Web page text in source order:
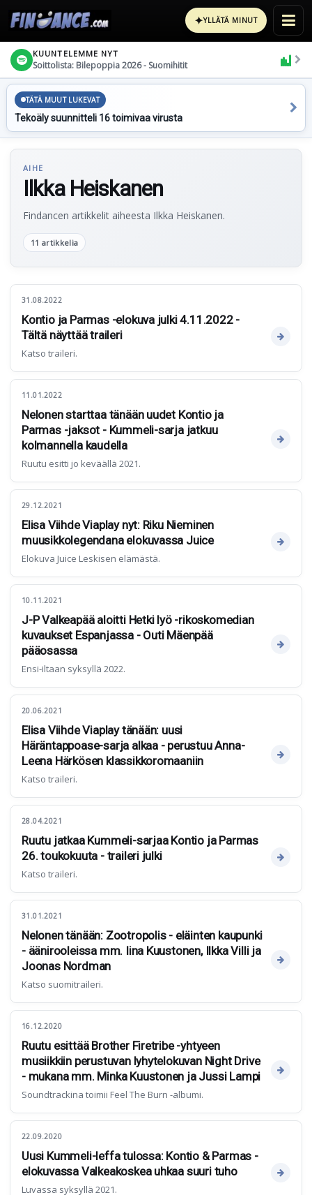
✦YLLÄTÄ MINUT
KUUNTELEMME NYT
Soittolista: Bilepoppia 2026 - Suomihitit
TÄTÄ MUUT LUKEVAT
Tekoäly suunnitteli 16 toimivaa virusta
AIHE
Ilkka Heiskanen
Findancen artikkelit aiheesta Ilkka Heiskanen.
11 artikkelia
31.08.2022
Kontio ja Parmas -elokuva julki 4.11.2022 -
Tältä näyttää traileri
Katso traileri.
11.01.2022
Nelonen starttaa tänään uudet Kontio ja
Parmas -jaksot - Kummeli-sarja jatkuu
kolmannella kaudella
Ruutu esitti jo keväällä 2021.
29.12.2021
Elisa Viihde Viaplay nyt: Riku Nieminen
muusikkolegendana elokuvassa Juice
Elokuva Juice Leskisen elämästä.
10.11.2021
J-P Valkeapää aloitti Hetki lyö -rikoskomedian
kuvaukset Espanjassa - Outi Mäenpää
pääosassa
Ensi-iltaan syksyllä 2022.
20.06.2021
Elisa Viihde Viaplay tänään: uusi
Häräntappoase-sarja alkaa - perustuu Anna-
Leena Härkösen klassikkoromaaniin
Katso traileri.
28.04.2021
Ruutu jatkaa Kummeli-sarjaa Kontio ja Parmas
26. toukokuuta - traileri julki
Katso traileri.
31.01.2021
Nelonen tänään: Zootropolis - eläinten kaupunki
- äänirooleissa mm. Iina Kuustonen, Ilkka Villi ja
Joonas Nordman
Katso suomitraileri.
16.12.2020
Ruutu esittää Brother Firetribe -yhtyeen
musiikkiin perustuvan lyhytelokuvan Night Drive
- mukana mm. Minka Kuustonen ja Jussi Lampi
Soundtrackina toimii Feel The Burn -albumi.
22.09.2020
Uusi Kummeli-leffa tulossa: Kontio & Parmas -
elokuvassa Valkeakoskea uhkaa suuri tuho
Luvassa syksyllä 2021.